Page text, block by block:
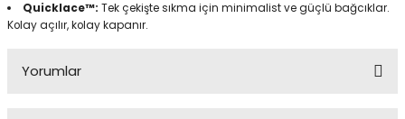
Quicklace™: Tek çekişte sıkma için minimalist ve güçlü bağcıklar.
Kolay açılır, kolay kapanır.
Yorumlar